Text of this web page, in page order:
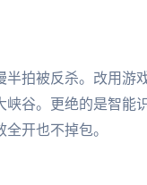
拍被反杀。改用游
谷。更绝的是智能
开也不掉包。